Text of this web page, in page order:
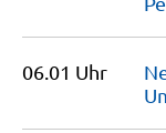
06.01 Uhr